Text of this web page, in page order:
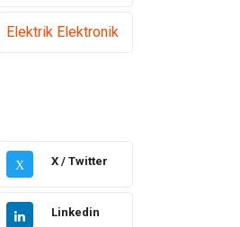
Elektrik Elektronik
Otomotiv
X X / Twitter
Linkedin